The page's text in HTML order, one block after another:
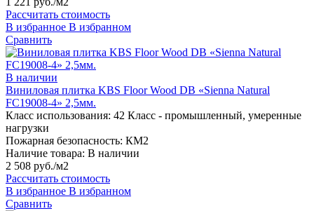
Рассчитать стоимость
В избранное В избранном
Сравнить
В наличии
Виниловая плитка KBS Floor Wood DB «Sienna Natural
FC19008-4» 2,5мм.
Класс использования: 42 Класс - промышленный, умеренные
нагрузки
Пожарная безопасность: КМ2
Наличие товара: В наличии
2 508 руб./м2
Рассчитать стоимость
В избранное В избранном
Сравнить